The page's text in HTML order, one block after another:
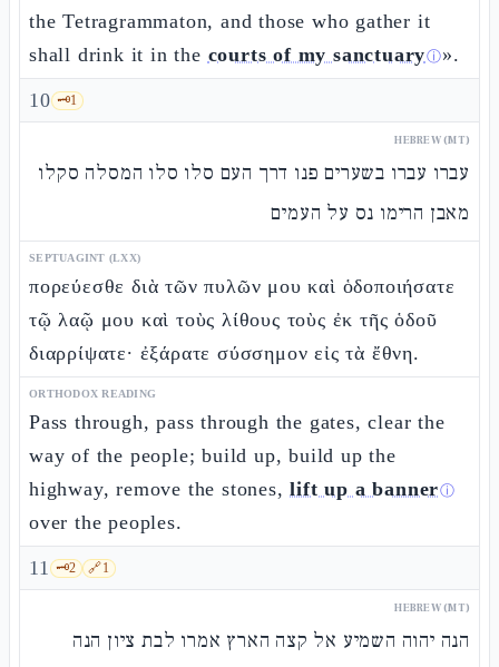
the Tetragrammaton, and those who gather it
shall drink it in the courts of my sanctuaryⓘ».
10 🗝️1
HEBREW (MT)
עברו עברו בשערים פנו דרך העם סלו סלו המסלה סקלו
מאבן הרימו נס על העמים
SEPTUAGINT (LXX)
πορεύεσθε διὰ τῶν πυλῶν μου καὶ ὁδοποιήσατε
τῷ λαῷ μου καὶ τοὺς λίθους τοὺς ἐκ τῆς ὁδοῦ
διαρρίψατε· ἐξάρατε σύσσημον εἰς τὰ ἔθνη.
ORTHODOX READING
Pass through, pass through the gates, clear the
way of the people; build up, build up the
highway, remove the stones,lift up a bannerⓘ
over the peoples.
11 🗝️2 🔗1
HEBREW (MT)
הנה יהוה השמיע אל קצה הארץ אמרו לבת ציון הנה